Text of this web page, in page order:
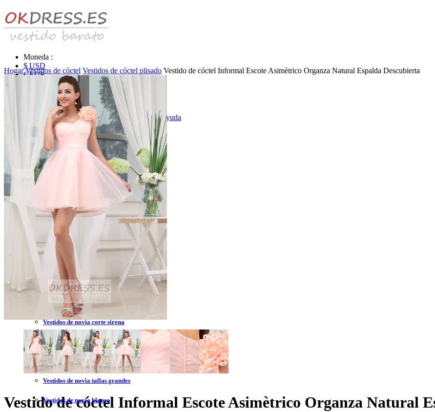
Moneda :
$ USD
€ EUR
Identificarse & Registrarse |Obtener la contraseña |Ayuda
Carro (0)
Vestidos de novia
Vestido de novia liquidación y venta
Vestidos de novia vendimia
Vestidos de novia 2023
Vestidos de novia sin tirantes
Vestidos de novia encaje
Vestidos de novia corte princesa
Vestidos de novia sencillo
Vestidos de novia corte sirena
Vestidos de novia corto
Vestidos de novia espalda descubierta
Vestidos de novia tallas grandes
Vestidos de novia blanco
Hogar Vestidos de cóctel Vestidos de cóctel plisado Vestido de cóctel Informal Escote Asimètrico Organza Natural Espalda Descubierta
Vestido de cóctel Informal Escote Asimètrico Organza Natural